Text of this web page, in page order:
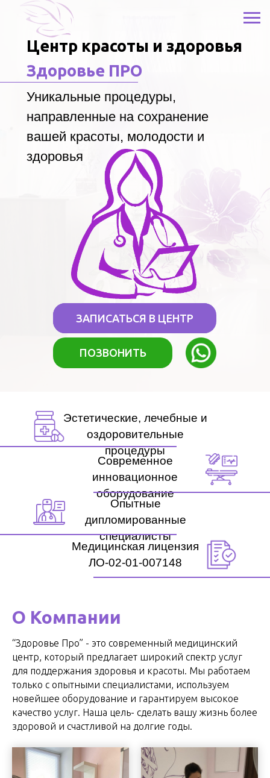
Центр красоты и здоровья
Здоровье ПРО
ЗАПИСАТЬСЯ В ЦЕНТР
Уникальные процедуры,
направленные на сохранение
вашей красоты, молодости и
здоровья
ПОЗВОНИТЬ
Эстетические, лечебные и
оздоровительные
процедуры
Современное
инновационное
оборудование
Опытные
дипломированные
специалисты
Медицинская лицензия
ЛО-02-01-007148
О Компании
“Здоровье Про” - это современный медицинский
центр, который предлагает широкий спектр услуг
для поддержания здоровья и красоты. Мы работаем
только с опытными специалистами, используем
новейшее оборудование и гарантируем высокое
качество услуг. Наша цель- сделать вашу жизнь более
здоровой и счастливой на долгие годы.